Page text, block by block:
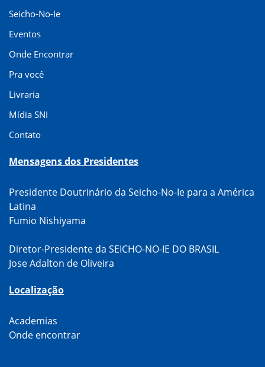
Seicho-No-Ie
Eventos
Onde Encontrar
Pra você
Livraria
Mídia SNI
Contato
Mensagens dos Presidentes
Presidente Doutrinário da Seicho-No-Ie para a América
Latina
Fumio Nishiyama
Diretor-Presidente da SEICHO-NO-IE DO BRASIL
Jose Adalton de Oliveira
Localização
Academias
Onde encontrar